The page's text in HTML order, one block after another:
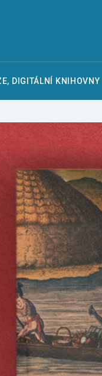
DIGITÁLNÍ KNIHOVNY